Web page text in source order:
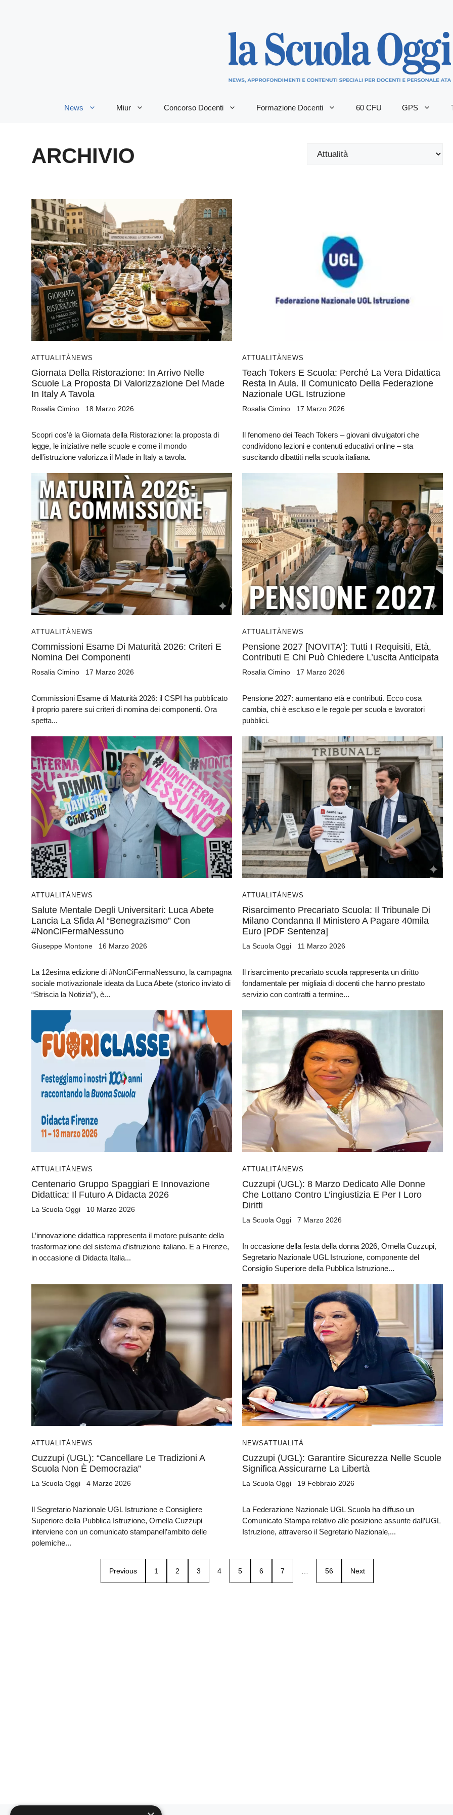
News Miur Concorso Docenti Formazione Docenti 60 CFU GPS
ARCHIVIO Categorie
ATTUALITÀ NEWS
Giornata Della Ristorazione: In Arrivo Nelle
Scuole La Proposta Di Valorizzazione Del Made
In Italy A Tavola
Rosalia Cimino 18 Marzo 2026
Scopri cos'è la Giornata della Ristorazione: la proposta di
legge, le iniziative nelle scuole e come il mondo
dell'istruzione valorizza il Made in Italy a tavola.
ATTUALITÀ NEWS
Teach Tokers E Scuola: Perché La Vera Didattica
Resta In Aula. Il Comunicato Della Federazione
Nazionale UGL Istruzione
Rosalia Cimino 17 Marzo 2026
Il fenomeno dei Teach Tokers – giovani divulgatori che
condividono lezioni e contenuti educativi online – sta
suscitando dibattiti nella scuola italiana.
ATTUALITÀ NEWS
Commissioni Esame Di Maturità 2026: Criteri E
Nomina Dei Componenti
Rosalia Cimino 17 Marzo 2026
Commissioni Esame di Maturità 2026: il CSPI ha pubblicato
il proprio parere sui criteri di nomina dei componenti. Ora
spetta...
ATTUALITÀ NEWS
Pensione 2027 [NOVITA’]: Tutti I Requisiti, Età,
Contributi E Chi Può Chiedere L’uscita Anticipata
Rosalia Cimino 17 Marzo 2026
Pensione 2027: aumentano età e contributi. Ecco cosa
cambia, chi è escluso e le regole per scuola e lavoratori
pubblici.
ATTUALITÀ NEWS
Salute Mentale Degli Universitari: Luca Abete
Lancia La Sfida Al “benegrazismo” Con
#NonCiFermaNessuno
Giuseppe Montone 16 Marzo 2026
La 12esima edizione di #NonCiFermaNessuno, la campagna
sociale motivazionale ideata da Luca Abete (storico inviato di
“Striscia la Notizia”), è...
ATTUALITÀ NEWS
Risarcimento Precariato Scuola: Il Tribunale Di
Milano Condanna Il Ministero A Pagare 40mila
Euro [PDF Sentenza]
La Scuola Oggi 11 Marzo 2026
Il risarcimento precariato scuola rappresenta un diritto
fondamentale per migliaia di docenti che hanno prestato
servizio con contratti a termine...
ATTUALITÀ NEWS
Centenario Gruppo Spaggiari E Innovazione
Didattica: Il Futuro A Didacta 2026
La Scuola Oggi 10 Marzo 2026
L’innovazione didattica rappresenta il motore pulsante della
trasformazione del sistema d’istruzione italiano. E a Firenze,
in occasione di Didacta Italia...
ATTUALITÀ NEWS
Cuzzupi (UGL): 8 Marzo Dedicato Alle Donne
Che Lottano Contro L’ingiustizia E Per I Loro
Diritti
La Scuola Oggi 7 Marzo 2026
In occasione della festa della donna 2026, Ornella Cuzzupi,
Segretario Nazionale UGL Istruzione, componente del
Consiglio Superiore della Pubblica Istruzione...
ATTUALITÀ NEWS
Cuzzupi (UGL): “Cancellare Le Tradizioni A
Scuola Non È Democrazia”
La Scuola Oggi 4 Marzo 2026
Il Segretario Nazionale UGL Istruzione e Consigliere
Superiore della Pubblica Istruzione, Ornella Cuzzupi
interviene con un comunicato stampanell’ambito delle
polemiche...
NEWSATTUALITÀ
Cuzzupi (UGL): Garantire Sicurezza Nelle Scuole
Significa Assicurarne La Libertà
La Scuola Oggi 19 Febbraio 2026
La Federazione Nazionale UGL Scuola ha diffuso un
Comunicato Stampa relativo alle posizione assunte dall’UGL
Istruzione, attraverso il Segretario Nazionale,...
Previous 1 2 3 4 5 6 7 56 Next
Bando ATA 2027: come arrivare con il MASSIMO PUNTEGGIO
La nuova classificazione CCNL 2019-2021 (4 aree, nuovi profili)
✓ La CIAD: cos'è, chi la deve avere, come ottenerla
✓
I titoli che fanno punteggio (OSA, ASACOM, Segretario Coord.,
Sì, voglio la guida omaggio